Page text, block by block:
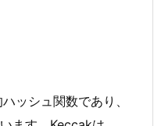
ッシュ関数であり、